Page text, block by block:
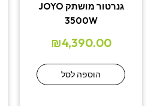
גנרטור מושתק JOYO
3500W
₪4,390.00
הוספה לסל